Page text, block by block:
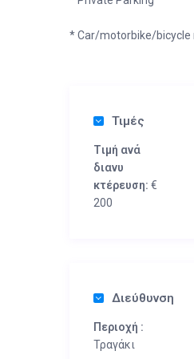
* Car/motorbike/bicycle
Τιμές
Tιμή ανά
διανυ
κτέρευση: €
200
Διεύθυνση
Περιοχή :
Τραγάκι